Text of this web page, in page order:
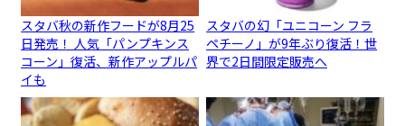
スタバ秋の新作フードが8月25
日発売！ 人気「パンプキンス
コーン」復活、新作アップルパ
イも
スタバの幻「ユニコーン フラ
ペチーノ」が9年ぶり復活！世
界で2日間限定販売へ